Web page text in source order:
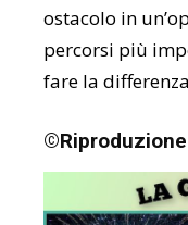
ostacolo in
percorsi più
fare la